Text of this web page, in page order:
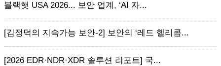
블랙햇 USA 2026... 보안 업계, ‘AI 자...
[김정덕의 지속가능 보안-2] 보안의 ‘레드 헬리콥...
[2026 EDR·NDR·XDR 솔루션 리포트] 국...